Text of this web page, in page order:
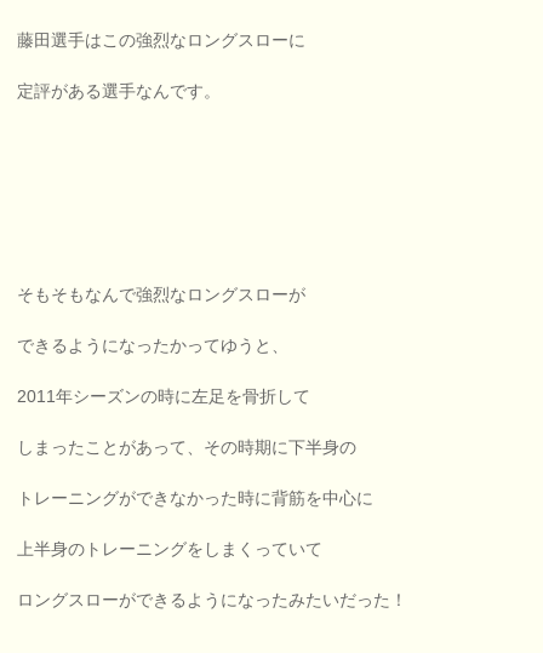
藤田選手はこの強烈なロングスローに
定評がある選手なんです。
そもそもなんで強烈なロングスローが
できるようになったかってゆうと、
2011年シーズンの時に左足を骨折して
しまったことがあって、その時期に下半身の
トレーニングができなかった時に背筋を中心に
上半身のトレーニングをしまくっていて
ロングスローができるようになったみたいだった！